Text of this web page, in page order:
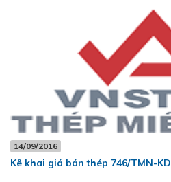
14/09/2016
Kê khai giá bán thép 746/TMN-KD